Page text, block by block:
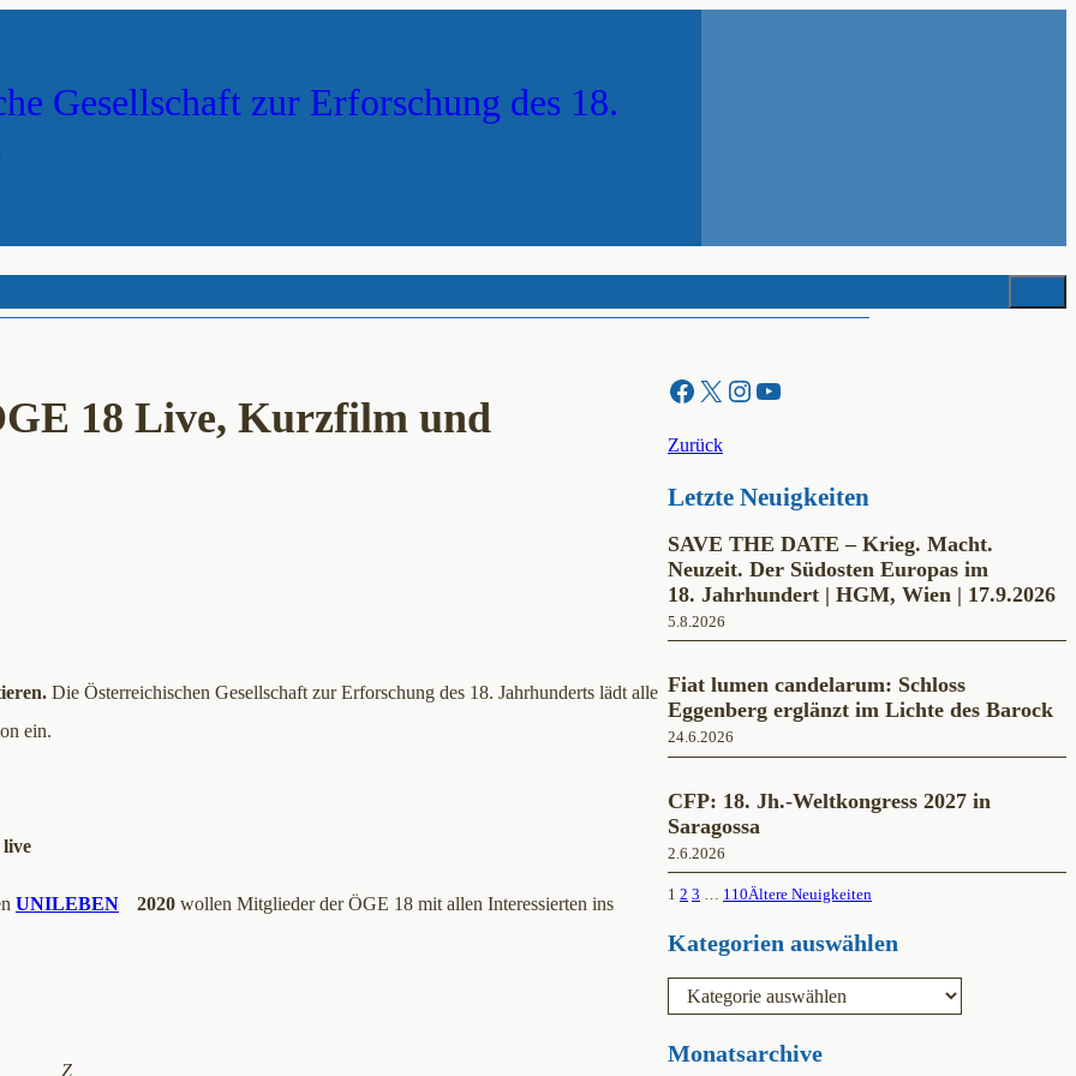
Gesellschaft zur Erforschung des 18.
Suchen
18 Live, Kurzfilm und
Die Österreichischen Gesellschaft zur Erforschung des 18. Jahrhunderts lädt alle
ein.
UNILEBEN 2020wollen Mitglieder der ÖGE 18 mit allen Interessierten ins
Z
Facebook X Instagram YouTube
Zurück
Letzte Neuigkeiten
SAVE THE DATE – Krieg. Macht.
Neuzeit. Der Südosten Europas im
18. Jahrhundert | HGM, Wien | 17.9.2026
5.8.2026
Fiat lumen candelarum: Schloss
Eggenberg erglänzt im Lichte des Barock
24.6.2026
CFP: 18. Jh.-Weltkongress 2027 in
Saragossa
2.6.2026
1 2 3 110Ältere Neuigkeiten
Kategorien auswählen
e
g
Monatsarchive